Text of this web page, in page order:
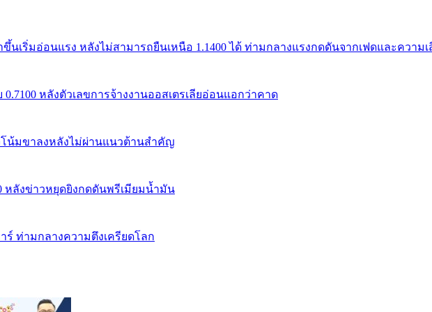
ขึ้นเริ่มอ่อนแรง หลังไม่สามารถยืนเหนือ 1.1400 ได้ ท่ามกลางแรงกดดันจากเฟดและความ
หลังตัวเลขการจ้างงานออสเตรเลียอ่อนแอกว่าคาด
น้มขาลงหลังไม่ผ่านแนวต้านสำคัญ
หลังข่าวหยุดยิงกดดันพรีเมียมน้ำมัน
ร์ ท่ามกลางความตึงเครียดโลก